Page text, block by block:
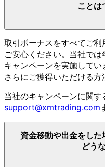
ことは
取引ボーナスをすべて ご利
ご安心ください。 当社では
キャンペーンを実施してい
さらに ご獲得いただける方
当社のキャンペーンに関す
support@xmtrading.com
資金移動や出金を した
どう